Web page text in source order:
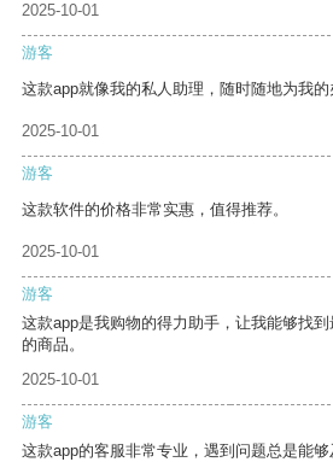
2025-10-01
游客
这款app就像我的私人助理，随时随地为我的
2025-10-01
游客
这款软件的价格非常实惠，值得推荐。
2025-10-01
游客
这款app是我购物的得力助手，让我能够找
的商品。
2025-10-01
游客
这款app的客服非常专业，遇到问题总是能